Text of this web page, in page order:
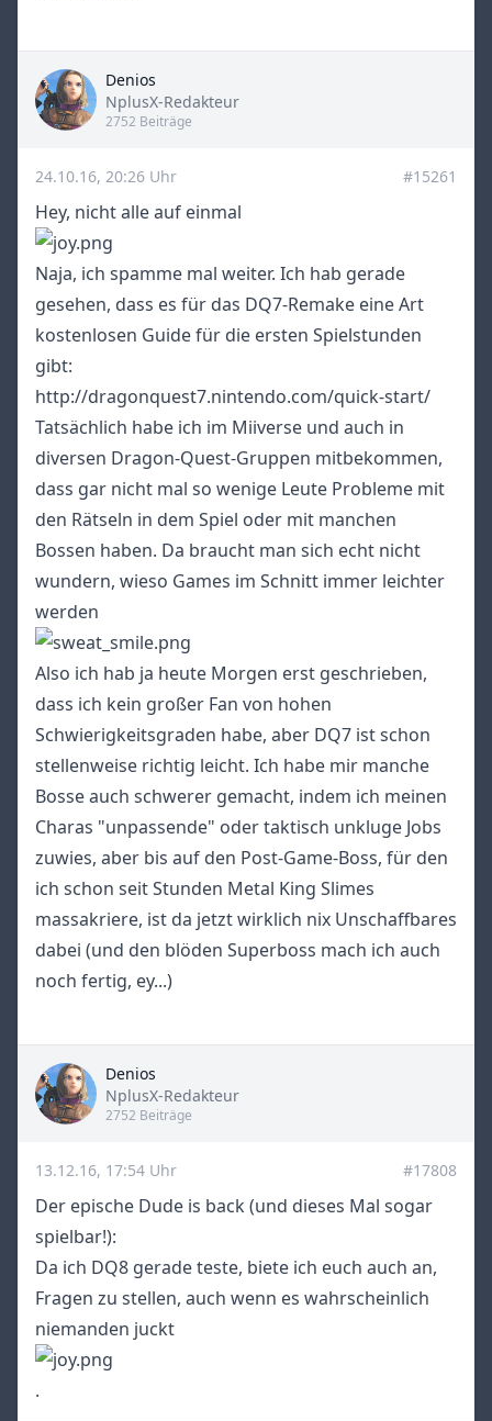
Denios
Title
NplusX-Redakteur
2752 Beiträge
24.10.16, 20:26 Uhr #15261
Hey, nicht alle auf einmal
Naja, ich spamme mal weiter. Ich hab gerade
gesehen, dass es für das DQ7-Remake eine Art
kostenlosen Guide für die ersten Spielstunden
gibt:
http://dragonquest7.nintendo.com/quick-start/
Tatsächlich habe ich im Miiverse und auch in
diversen Dragon-Quest-Gruppen mitbekommen,
dass gar nicht mal so wenige Leute Probleme mit
den Rätseln in dem Spiel oder mit manchen
Bossen haben. Da braucht man sich echt nicht
wundern, wieso Games im Schnitt immer leichter
werden
Also ich hab ja heute Morgen erst geschrieben,
dass ich kein großer Fan von hohen
Schwierigkeitsgraden habe, aber DQ7 ist schon
stellenweise richtig leicht. Ich habe mir manche
Bosse auch schwerer gemacht, indem ich meinen
Charas "unpassende" oder taktisch unkluge Jobs
zuwies, aber bis auf den Post-Game-Boss, für den
ich schon seit Stunden Metal King Slimes
massakriere, ist da jetzt wirklich nix Unschaffbares
dabei (und den blöden Superboss mach ich auch
noch fertig, ey...)
Denios
Title
NplusX-Redakteur
2752 Beiträge
13.12.16, 17:54 Uhr #17808
Der epische Dude is back (und dieses Mal sogar
spielbar!):
Da ich DQ8 gerade teste, biete ich euch auch an,
Fragen zu stellen, auch wenn es wahrscheinlich
niemanden juckt
.